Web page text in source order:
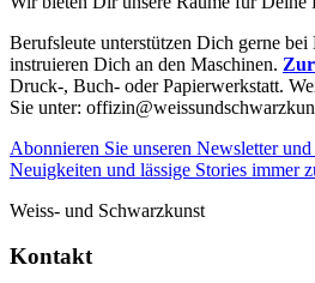
Berufsleute unterstützen Dich gerne
instruieren Dich an den Maschinen.
Druck-, Buch- oder Papierwerkstatt.
Sie unter:
Abonnieren Sie unseren Newsletter
Neuigkeiten und lässige Stories immer
Weiss- und Schwarzkunst
Kontakt